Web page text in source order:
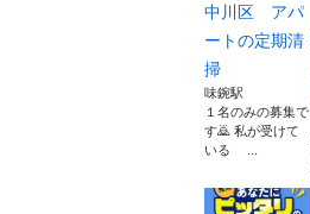
中川区 アパ
ートの定期清
掃
味鋺駅
１名のみの募集で
す🙇 私が受けて
いる ...